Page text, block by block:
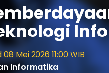
Mei 2026 11:00 WIB
Informatika